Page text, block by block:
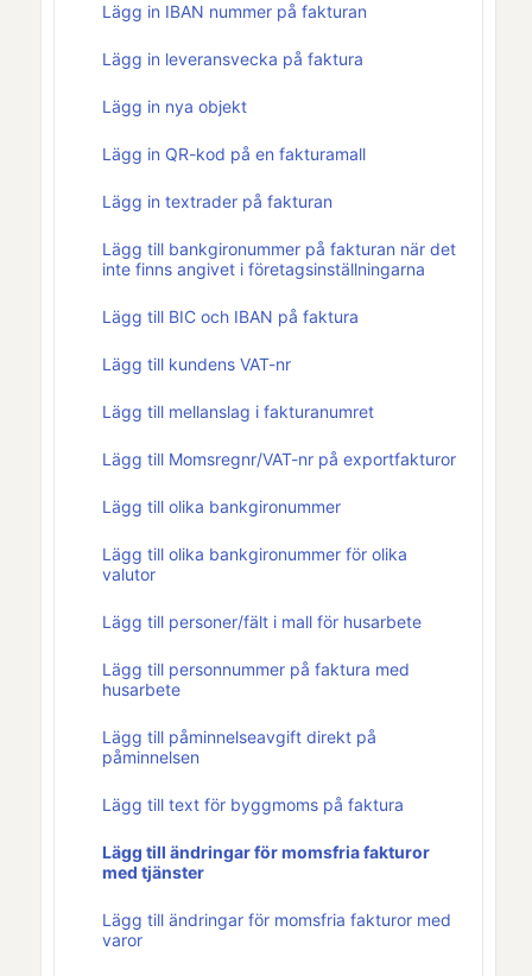
Lägg in IBAN nummer på fakturan
Lägg in leveransvecka på faktura
Lägg in nya objekt
Lägg in QR-kod på en fakturamall
Lägg in textrader på fakturan
Lägg till bankgironummer på fakturan när det
inte finns angivet i företagsinställningarna
Lägg till BIC och IBAN på faktura
Lägg till kundens VAT-nr
Lägg till mellanslag i fakturanumret
Lägg till Momsregnr/VAT-nr på exportfakturor
Lägg till olika bankgironummer
Lägg till olika bankgironummer för olika
valutor
Lägg till personer/fält i mall för husarbete
Lägg till personnummer på faktura med
husarbete
Lägg till påminnelseavgift direkt på
påminnelsen
Lägg till text för byggmoms på faktura
Lägg till ändringar för momsfria fakturor
med tjänster
Lägg till ändringar för momsfria fakturor med
varor